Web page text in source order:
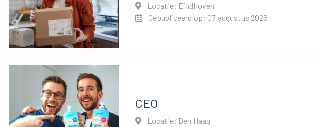
Locatie: Eindhoven
Gepubliceerd op: 07 augustus 2026
CEO
Locatie: Den Haag